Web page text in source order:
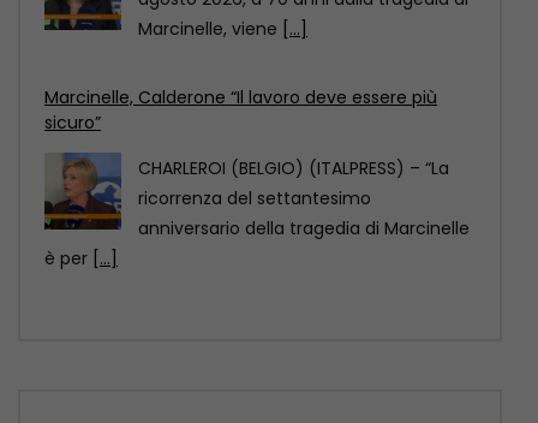
anniversario della tragedia di Marcinelle
Marcinelle, La Russa “Punto di svolta per la
sicurezza sul lavoro”
CHARLEROI (BELGIO) (ITALPRESS) – “70
anni fa a Marcinelle si compiva una